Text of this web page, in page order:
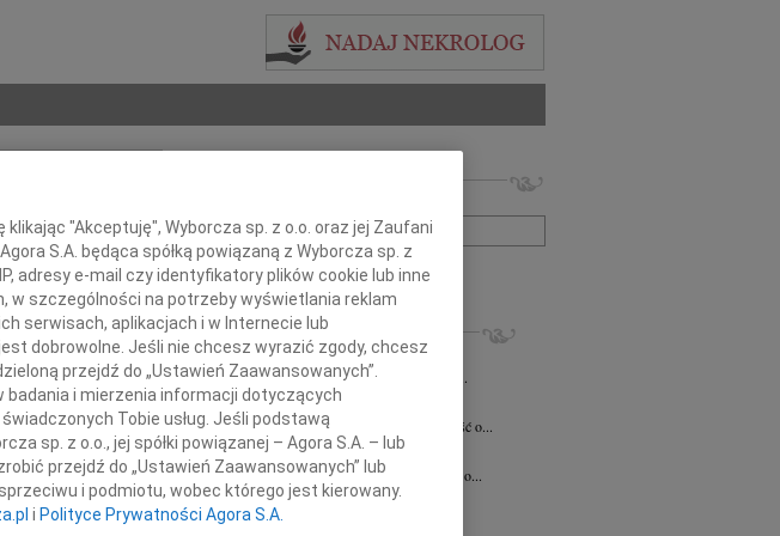
+ szukanie zaawansowane
INNE NEKROLOGI
06.08.2026Katowice
Drogiej Koleżance Sabinie Kacan składamy...
Marcin Kurek 24.07.2026
Z głębokim smutkiem przyjęliśmy wiadomość o...
Tadeusz Zając15.07.2026Katowice
Z głębokim smutkiem przyjąłem wiadomość o...
02.07.2026Katowice
Drogi Krystianie z ogromnym smutkiem...
"Akceptuję", Wyborcza sp. z o.o. oraz jej Zaufani
S.A. będąca spółką powiązaną z Wyborcza sp. z
adresy e-mail czy identyfikatory plików cookie lub inne
w szczególności na potrzeby wyświetlania reklam
serwisach, aplikacjach i w Internecie lub
dobrowolne. Jeśli nie chcesz wyrazić zgody, chcesz
przejdź do „Ustawień Zaawansowanych”.
i mierzenia informacji dotyczących
Tobie usług. Jeśli podstawą
sp. z o.o., jej spółki powiązanej – Agora S.A. – lub
przejdź do „Ustawień Zaawansowanych” lub
i podmiotu, wobec którego jest kierowany.
i Polityce Prywatności Agora S.A.